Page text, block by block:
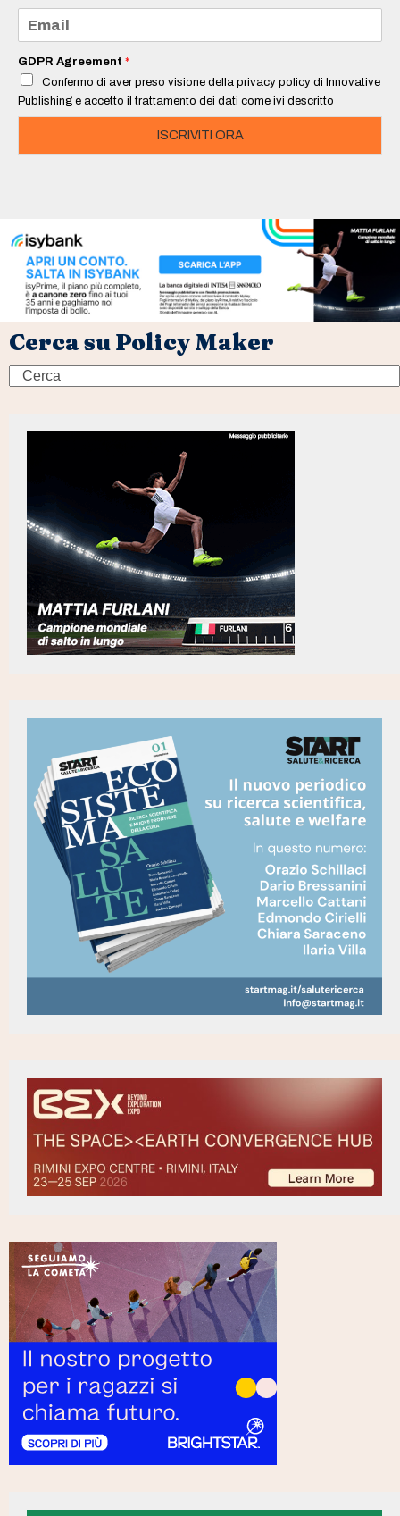
e
a
i
*
GDPR Agreement *
Confermo di aver preso visione della privacy policy di Innovative
Publishing e accetto il trattamento dei dati come ivi descritto
ISCRIVITI ORA
Cerca su Policy Maker
Search